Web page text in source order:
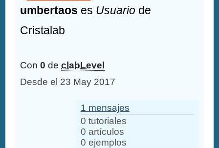
umbertaos es Usuario de
Cristalab
Con0 declabLevel
Desde el 23 May 2017
1 mensajes
0 tutoriales
0 artículos
0 ejemplos